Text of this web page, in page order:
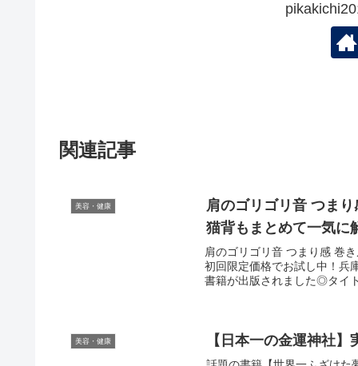
関連記事
美容・健康
肩のゴリゴリ音 つま
猫背もまとめて一気に
肩のゴリゴリ音 つまり感 巻
初回限定価格でお試し中！兵
書籍が出版されました◎タイ
美容・健康